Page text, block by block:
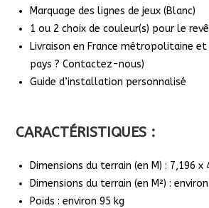
Marquage des lignes de jeux (Blanc)
1 ou 2 choix de couleur(s) pour le
Livraison en France métropolitaine
pays ? Contactez-nous)
Guide d’installation personnalisé
CARACTÉRISTIQUES :
Dimensions du terrain (en M) : 7,196 x
Dimensions du terrain (en M²) :
Poids : environ 95 kg